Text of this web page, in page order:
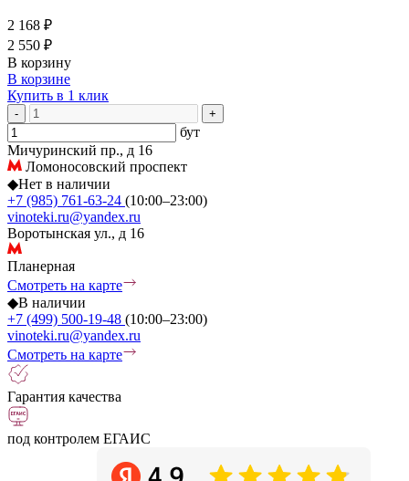
2 168 ₽
2 550 ₽
В корзину
В корзине
Купить в 1 клик
- +
бут
Мичуринский пр., д 16
Ломоносовский проспект
◆Нет в наличии
+7 (985) 761-63-24 (10:00–23:00)
vinoteki.ru@yandex.ru
Воротынская ул., д 16
Планерная
Смотреть на карте
◆В наличии
+7 (499) 500-19-48 (10:00–23:00)
vinoteki.ru@yandex.ru
Смотреть на карте
Гарантия качества
под контролем ЕГАИС